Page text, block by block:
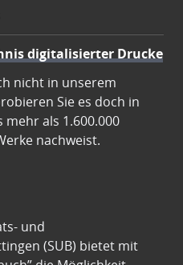
digitalisierter Drucke
nicht in unserem
Sie es doch in
mehr als 1.600.000
nachweist.
und
(SUB) bietet mit